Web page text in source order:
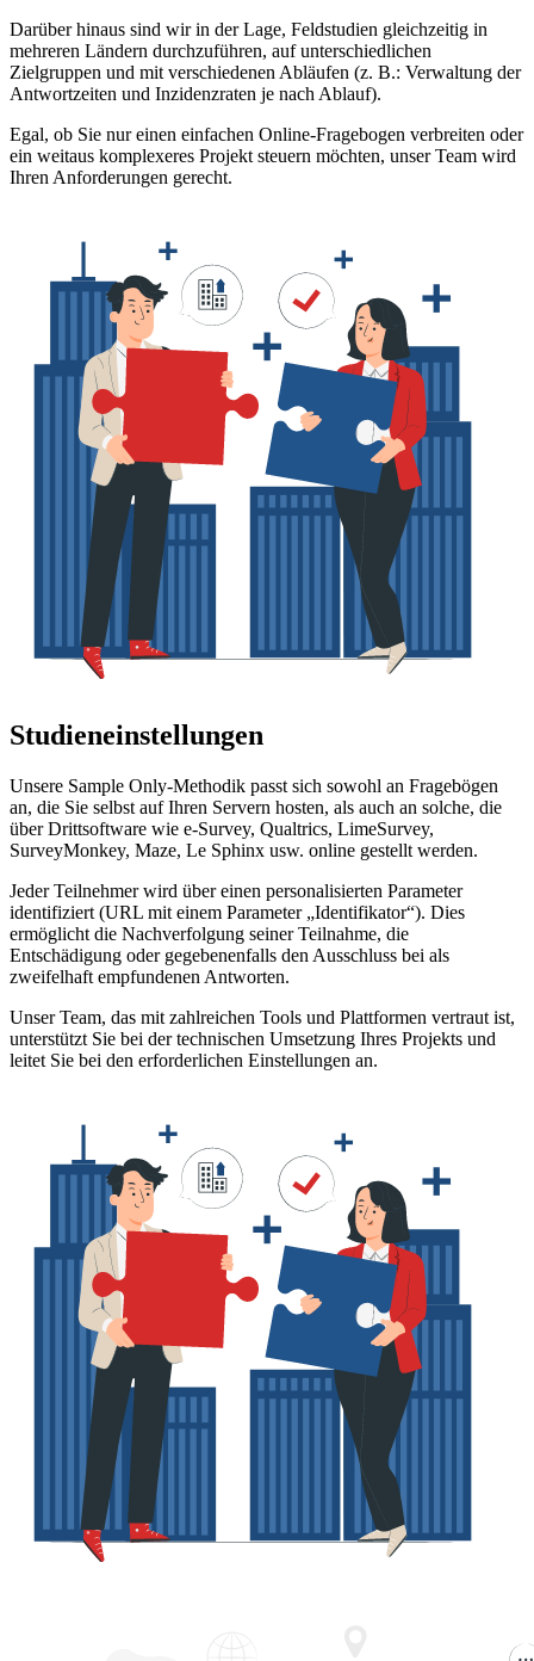
Darüber hinaus sind wir in der Lage, Feldstudien gleichzeitig in
mehreren Ländern durchzuführen, auf unterschiedlichen
Zielgruppen und mit verschiedenen Abläufen (z. B.: Verwaltung der
Antwortzeiten und Inzidenzraten je nach Ablauf).
Egal, ob Sie nur einen einfachen Online-Fragebogen verbreiten oder
ein weitaus komplexeres Projekt steuern möchten, unser Team wird
Ihren Anforderungen gerecht.
Studieneinstellungen
Unsere Sample Only-Methodik passt sich sowohl an Fragebögen
an, die Sie selbst auf Ihren Servern hosten, als auch an solche, die
über Drittsoftware wie e-Survey, Qualtrics, LimeSurvey,
SurveyMonkey, Maze, Le Sphinx usw. online gestellt werden.
Jeder Teilnehmer wird über einen personalisierten Parameter
identifiziert (URL mit einem Parameter „Identifikator“). Dies
ermöglicht die Nachverfolgung seiner Teilnahme, die
Entschädigung oder gegebenenfalls den Ausschluss bei als
zweifelhaft empfundenen Antworten.
Unser Team, das mit zahlreichen Tools und Plattformen vertraut ist,
unterstützt Sie bei der technischen Umsetzung Ihres Projekts und
leitet Sie bei den erforderlichen Einstellungen an.